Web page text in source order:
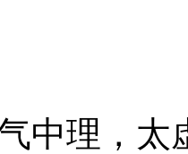
理，太